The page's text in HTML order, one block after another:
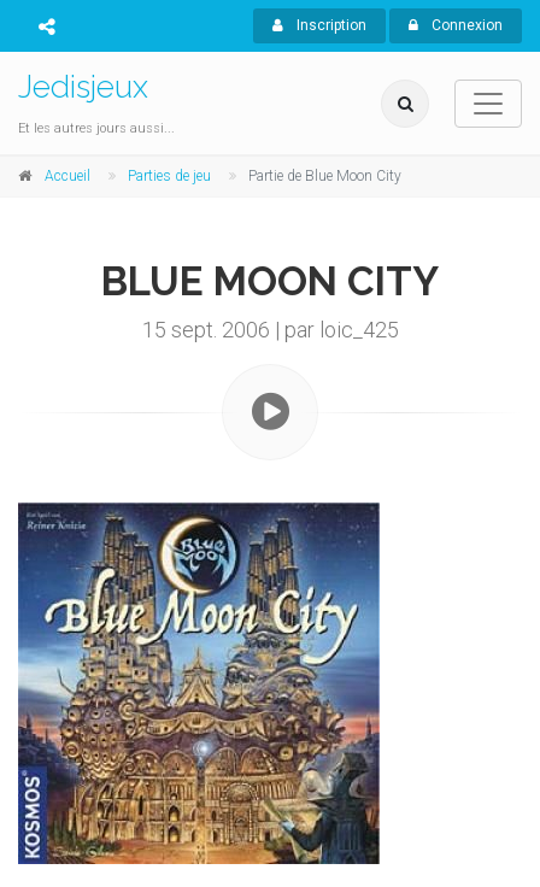
Inscription Connexion
Jedisjeux
Et les autres jours aussi...
Accueil Parties de jeu Partie de Blue Moon City
BLUE MOON CITY
15 sept. 2006 | par loic_425